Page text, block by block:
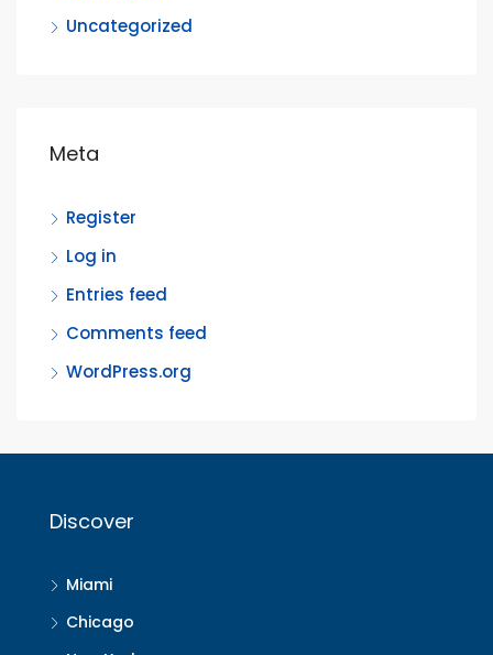
Uncategorized
Meta
Register
Log in
Entries feed
Comments feed
WordPress.org
Discover
Miami
Chicago